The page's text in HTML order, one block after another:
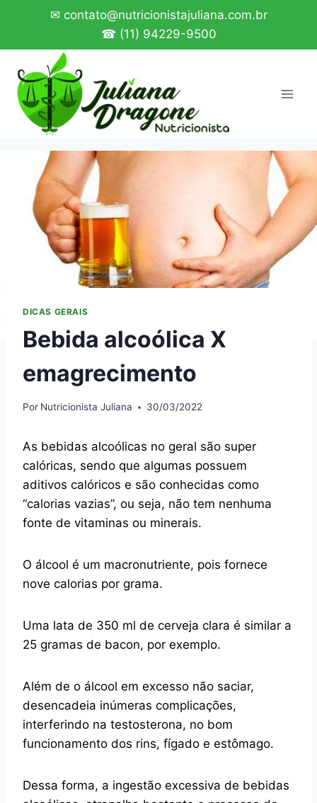
o
Conteúdo
✉ contato@nutricionistajuliana.com.br
☎ (11) 94229-9500
DICAS GERAIS
Bebida alcoólica X
emagrecimento
Por Nutricionista Juliana 30/03/2022
As bebidas alcoólicas no geral são super
calóricas, sendo que algumas possuem
aditivos calóricos e são conhecidas como
“calorias vazias”, ou seja, não tem nenhuma
fonte de vitaminas ou minerais.
O álcool é um macronutriente, pois fornece
nove calorias por grama.
Uma lata de 350 ml de cerveja clara é similar a
25 gramas de bacon, por exemplo.
Além de o álcool em excesso não saciar,
desencadeia inúmeras complicações,
interferindo na testosterona, no bom
funcionamento dos rins, fígado e estômago.
Dessa forma, a ingestão excessiva de bebidas